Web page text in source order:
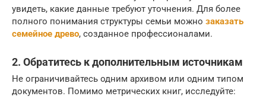
увидеть, какие данные требуют уточнения. Для более
полного понимания структуры семьи можно заказать
семейное древо, созданное профессионалами.
2. Обратитесь к дополнительным источникам
Не ограничивайтесь одним архивом или одним типом
документов. Помимо метрических книг, исследуйте: